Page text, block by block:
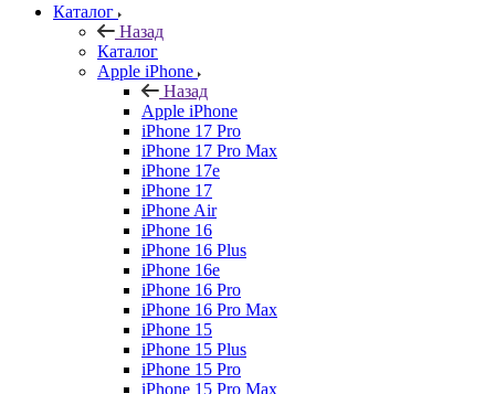
Каталог
Назад
Каталог
Apple iPhone
Назад
Apple iPhone
iPhone 17 Pro
iPhone 17 Pro Max
iPhone 17e
iPhone 17
iPhone Air
iPhone 16
iPhone 16 Plus
iPhone 16e
iPhone 16 Pro
iPhone 16 Pro Max
iPhone 15
iPhone 15 Plus
iPhone 15 Pro
iPhone 15 Pro Max